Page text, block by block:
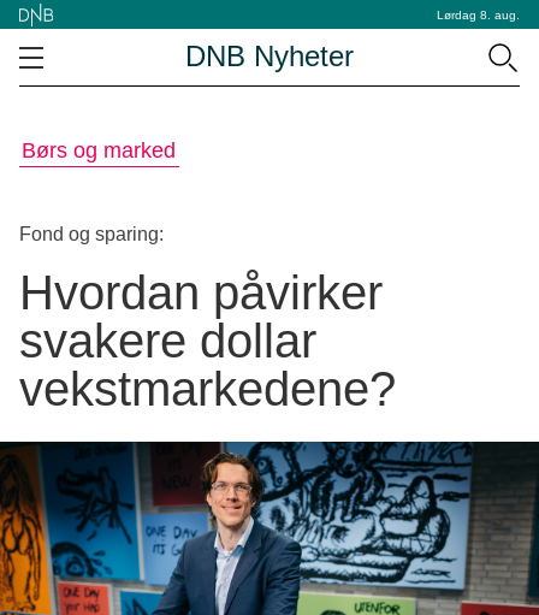
Lørdag 8. aug.
DNB Nyheter
Børs og marked
Fond og sparing:
Hvordan påvirker
svakere dollar
vekstmarkedene?